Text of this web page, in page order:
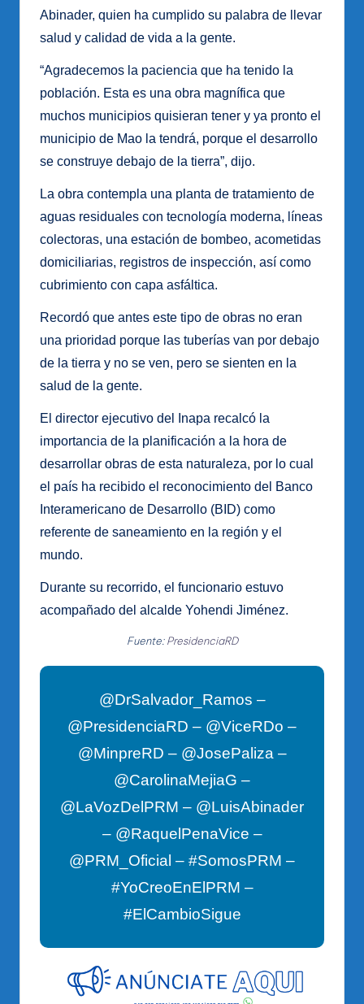
Abinader, quien ha cumplido su palabra de llevar
salud y calidad de vida a la gente.
“Agradecemos la paciencia que ha tenido la
población. Esta es una obra magnífica que
muchos municipios quisieran tener y ya pronto el
municipio de Mao la tendrá, porque el desarrollo
se construye debajo de la tierra”, dijo.
La obra contempla una planta de tratamiento de
aguas residuales con tecnología moderna, líneas
colectoras, una estación de bombeo, acometidas
domiciliarias, registros de inspección, así como
cubrimiento con capa asfáltica.
Recordó que antes este tipo de obras no eran
una prioridad porque las tuberías van por debajo
de la tierra y no se ven, pero se sienten en la
salud de la gente.
El director ejecutivo del Inapa recalcó la
importancia de la planificación a la hora de
desarrollar obras de esta naturaleza, por lo cual
el país ha recibido el reconocimiento del Banco
Interamericano de Desarrollo (BID) como
referente de saneamiento en la región y el
mundo.
Durante su recorrido, el funcionario estuvo
acompañado del alcalde Yohendi Jiménez.
Fuente:PresidenciaRD
@DrSalvador_Ramos –
@PresidenciaRD – @ViceRDo –
@MinpreRD – @JosePaliza –
@CarolinaMejiaG –
@LaVozDelPRM – @LuisAbinader
– @RaquelPenaVice –
@PRM_Oficial – #SomosPRM –
#YoCreoEnElPRM –
#ElCambioSigue